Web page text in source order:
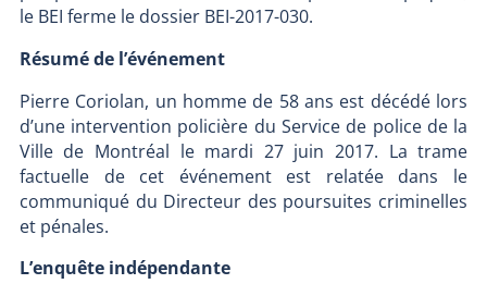
le BEI ferme le dossier BEI-2017-030.
Résumé de l’événement
Pierre Coriolan, un homme de 58 ans est décédé lors
d’une intervention policière du Service de police de la
Ville de Montréal le mardi 27 juin 2017. La trame
factuelle de cet événement est relatée dans le
communiqué du Directeur des poursuites criminelles
et pénales.
L’enquête indépendante